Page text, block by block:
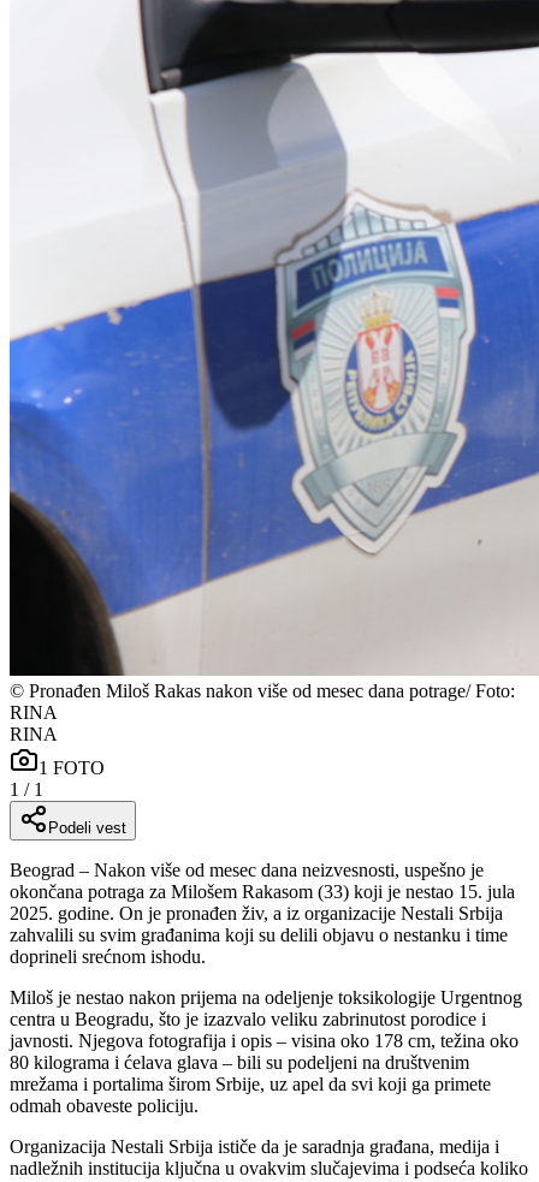
© Pronađen Miloš Rakas nakon više od mesec dana potrage/ Foto:
RINA
RINA
1 FOTO
1 / 1
Podeli vest
Beograd – Nakon više od mesec dana neizvesnosti, uspešno je
okončana potraga za Milošem Rakasom (33) koji je nestao 15. jula
2025. godine. On je pronađen živ, a iz organizacije Nestali Srbija
zahvalili su svim građanima koji su delili objavu o nestanku i time
doprineli srećnom ishodu.
Miloš je nestao nakon prijema na odeljenje toksikologije Urgentnog
centra u Beogradu, što je izazvalo veliku zabrinutost porodice i
javnosti. Njegova fotografija i opis – visina oko 178 cm, težina oko
80 kilograma i ćelava glava – bili su podeljeni na društvenim
mrežama i portalima širom Srbije, uz apel da svi koji ga primete
odmah obaveste policiju.
Organizacija Nestali Srbija ističe da je saradnja građana, medija i
nadležnih institucija ključna u ovakvim slučajevima i podseća koliko